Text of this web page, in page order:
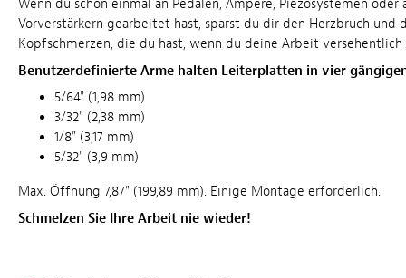
Wenn du schon einmal an Pedalen, Ampere, Piezosystemen oder
Vorverstärkern gearbeitet hast, sparst du dir den Herzbruch und
Kopfschmerzen, die du hast, wenn du deine Arbeit
Benutzerdefinierte Arme halten Leiterplatten in vier
5/64" (1,98 mm)
3/32" (2,38 mm)
1/8" (3,17 mm)
5/32" (3,9 mm)
Max. Öffnung 7,87" (199,89 mm). Einige Montage erforderlich.
Schmelzen Sie Ihre Arbeit nie wieder!